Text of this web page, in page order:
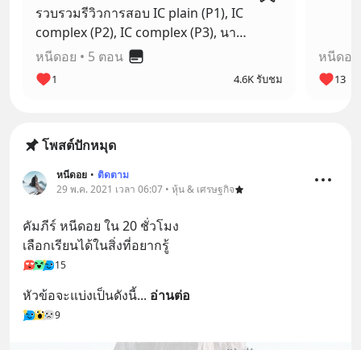
รวบรวมรีวิวการสอบ IC plain (P1), IC
complex (P2), IC complex (P3), นาย
หน้าประกันวินาศภัย และ นายหน้า
ประกันชีวิต
หนีดอย • 5 ตอน
1 4.6K รับชม
หนีดอย
13
โพสต์ปักหมุด
หนีดอย • ติดตาม
29 พ.ค. 2021 เวลา 06:07 • หุ้น & เศรษฐกิจ
คัมภีร์ หนีดอย ใน 20 ชั่วโมง
เลือกเรียนได้ในสิ่งที่อยากรู้
15
หัวข้อจะแบ่งเป็นดังนี้... อ่านต่อ
9